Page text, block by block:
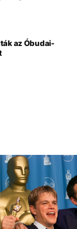
az Óbudai-